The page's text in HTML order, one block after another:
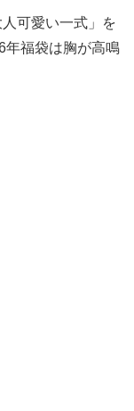
可愛い一式」を
年福袋は胸が高鳴